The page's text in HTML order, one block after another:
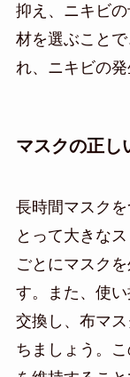
抑え、ニキビ
材を選ぶこと
れ、ニキビの発
マスクの正し
長時間マスク
とって大きな
ごとにマスク
す。また、使
交換し、布マ
ちましょう。